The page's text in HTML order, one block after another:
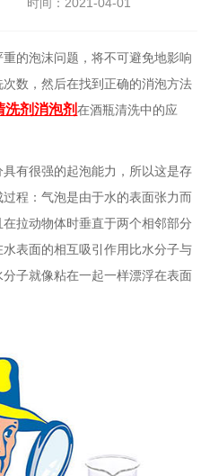
的泡沫问题，将不可避免地影响
数，然后在找到正确的消泡方法
洗剂消泡剂在酒瓶清洗中的应
有很强的起泡能力，所以这是存
程：气泡是由于水的表面张力而
拉动物体时垂直于两个相邻部分
表面的相互吸引作用比水分子与
子就像粘在一起一样漂浮在表面